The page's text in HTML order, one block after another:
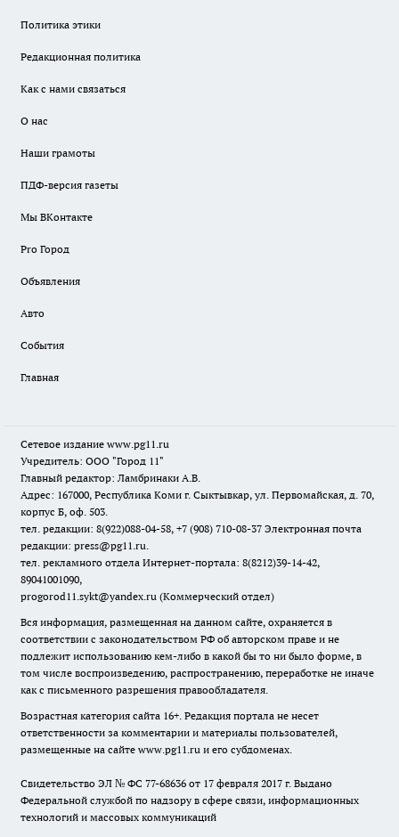
Политика этики
Редакционная политика
Как с нами связаться
О нас
Наши грамоты
ПДФ-версия газеты
Мы ВКонтакте
Pro Город
Объявления
Авто
События
Главная
Сетевое издание www.pg11.ru
Учредитель: ООО "Город 11"
Главный редактор: Ламбринаки А.В.
Адрес: 167000, Республика Коми г. Сыктывкар, ул. Первомайская, д. 70,
корпус Б, оф. 503.
тел. редакции: 8(922)088-04-58, +7 (908) 710-08-37 Электронная почта
редакции: press@pg11.ru.
тел. рекламного отдела Интернет-портала: 8(8212)39-14-42,
89041001090,
progorod11.sykt@yandex.ru (Коммерческий отдел)
Вся информация, размещенная на данном сайте, охраняется в
соответствии с законодательством РФ об авторском праве и не
подлежит использованию кем-либо в какой бы то ни было форме, в
том числе воспроизведению, распространению, переработке не иначе
как с письменного разрешения правообладателя.
Возрастная категория сайта 16+. Редакция портала не несет
ответственности за комментарии и материалы пользователей,
размещенные на сайте www.pg11.ru и его субдоменах.
Свидетельство ЭЛ № ФС 77-68636 от 17 февраля 2017 г. Выдано
Федеральной службой по надзору в сфере связи, информационных
технологий и массовых коммуникаций